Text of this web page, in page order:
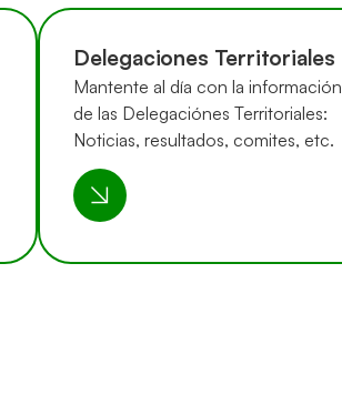
Delegaciones Territoriales
Mantente al día con la información
de las Delegaciónes Territoriales:
Noticias, resultados, comites, etc.